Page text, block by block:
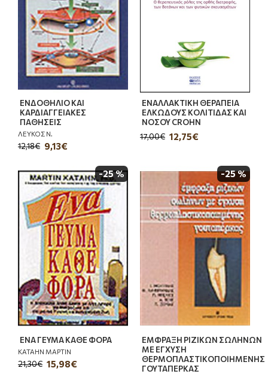
ΕΝΔΟΘΗΛΙΟ ΚΑΙ
ΚΑΡΔΙΑΓΓΕΙΑΚΕΣ
ΠΑΘΗΣΕΙΣ
ΛΕΥΚΟΣ Ν.
9,13€
12,18€
ΕΝΑΛΛΑΚΤΙΚΗ ΘΕΡΑΠΕΙΑ
ΕΛΚΩΔΟΥΣ ΚΟΛΙΤΙΔΑΣ ΚΑΙ
ΝΟΣΟΥ CROHN
12,75€
17,00€
-25 %
ΕΝΑ ΓΕΥΜΑ ΚΑΘΕ ΦΟΡΑ
ΚΑΤΑΗΝ ΜΑΡΤΙΝ
15,98€
21,30€
-25 %
ΕΜΦΡΑΞΗ ΡΙΖΙΚΩΝ ΣΩΛΗΝΩΝ
ΜΕ ΕΓΧΥΣΗ
ΘΕΡΜΟΠΛΑΣΤΙΚΟΠΟΙΗΜΕΝΗΣ
ΓΟΥΤΑΠΕΡΚΑΣ